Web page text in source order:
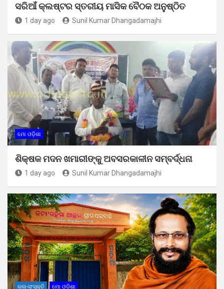
ସରିଆଁ କ୍ଲଷ୍ଟର ସ୍ତରୀୟ ମାସିକ ବୈଠକ ଅନୁଷ୍ଠିତ
1 day ago Sunil Kumar Dhangadamajhi
ମୋ ଓଡ଼ିଶା
ଶିକ୍ଷକ ମଦନ ଖମାରୀଙ୍କୁ ଅବସରକାଳୀନ ସମ୍ବର୍ଦ୍ଧନା
1 day ago Sunil Kumar Dhangadamajhi
କଳା-ସଂସ୍କୃତି ମୋ ଓଡ଼ିଶା